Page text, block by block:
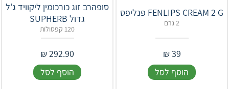
FENLIPS CREAM 2 G פנליפס
2 גרם
39
₪
הוסף לסל
סופהרב זוג כורכומין ליקוויד ג'ל
גדול ‎SUPHERB‎‎
120 קפסולות
292.90
₪
הוסף לסל